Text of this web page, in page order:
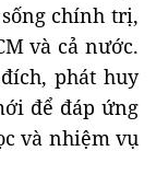
chính trị,
và cả nước.
phát huy
để đáp ứng
và nhiệm vụ